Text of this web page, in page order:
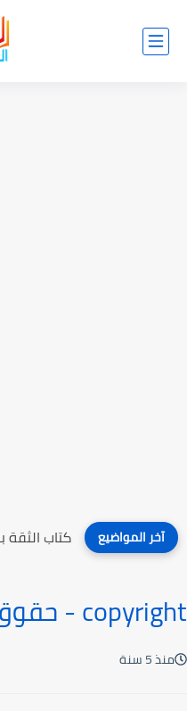
آخر المواضيع كتاب الثقة
copyright - حقوق الملكية
منذ 5 سنة